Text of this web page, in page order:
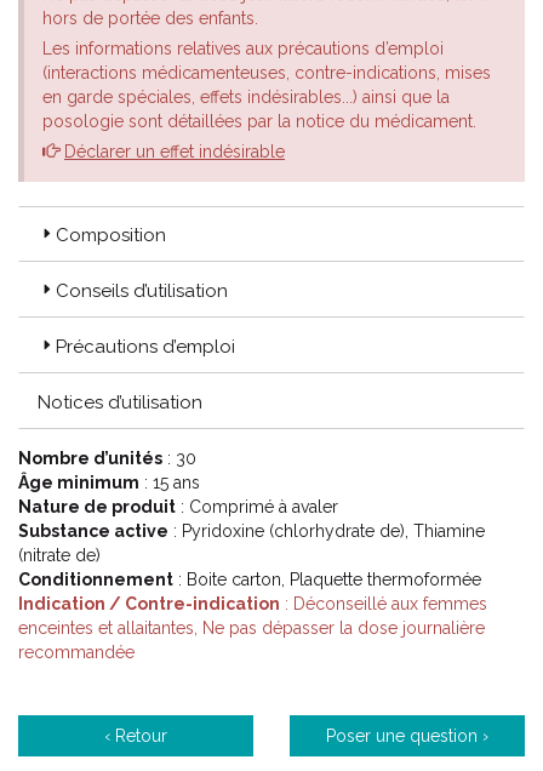
hors de portée des enfants.
Les informations relatives aux précautions d’emploi
(interactions médicamenteuses, contre-indications, mises
en garde spéciales, effets indésirables...) ainsi que la
posologie sont détaillées par la notice du médicament.
Déclarer un effet indésirable
Composition
Conseils d’utilisation
Précautions d’emploi
Notices d’utilisation
Nombre d’unités : 30
Âge minimum : 15 ans
Nature de produit : Comprimé à avaler
Substance active : Pyridoxine (chlorhydrate de), Thiamine
(nitrate de)
Conditionnement : Boite carton, Plaquette thermoformée
Indication / Contre-indication : Déconseillé aux femmes
enceintes et allaitantes, Ne pas dépasser la dose journalière
recommandée
‹ Retour Poser une question ›